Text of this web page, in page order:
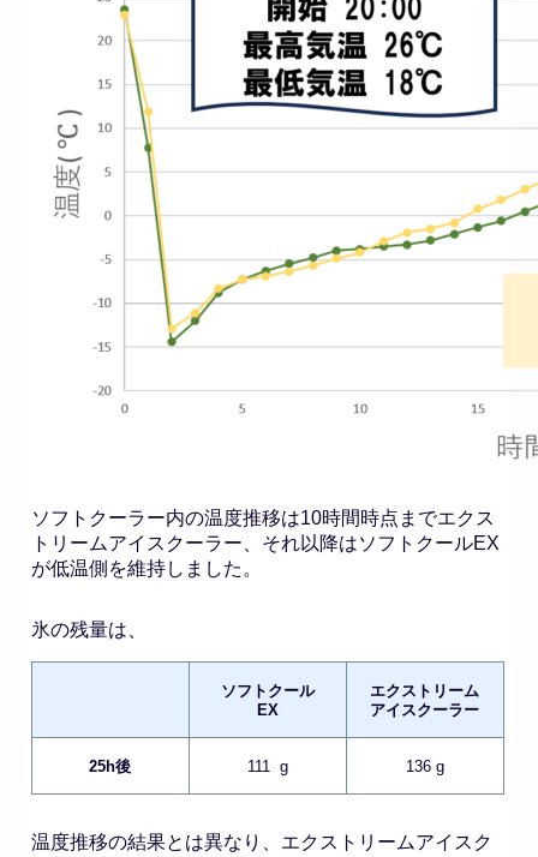
ソフトクーラー内の温度推移は10時間時点までエクス
トリームアイスクーラー、それ以降はソフトクールEX
が低温側を維持しました。
氷の残量は、
ソフトクール
EX
エクストリーム
アイスクーラー
25h後 111 g 136 g
温度推移の結果とは異なり、エクストリームアイスク